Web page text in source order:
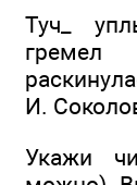
Туч_
И.
Укажи